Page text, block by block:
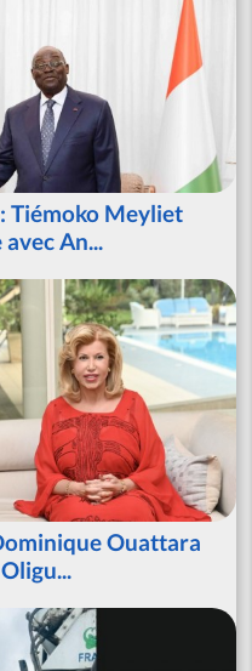
Tiémoko Meyliet
An...
Ouattara